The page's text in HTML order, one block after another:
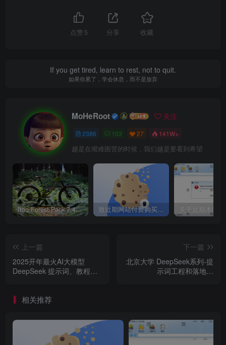
点赞 5 分享 收藏
If you get tired, learn to rest, not to quit.
如果你累了，学会休息，而不是放弃
MoHeRoot 关注
2386 103 27 141W+
越是在艰难困苦的时候，我们越是要看到希望
Itoo Forest Pack 7.4.20 森林插件 For 3DSMAX 2014 ~ 2023 汉化永久版 致近期网站付费购买资源及会员用户后，网页显示依然没有购买解决方法！
上一篇
2025开年最火AI大模型
DeepSeek 提示词、教程等
载
下一篇
北京大学 DeepSeek系列-提
示词工程和落地场
相关推荐